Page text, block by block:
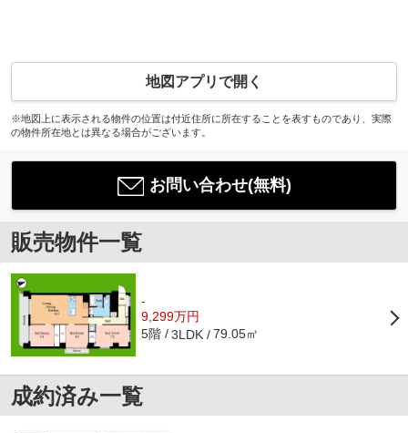
地図アプリで開く
※地図上に表示される物件の位置は付近住所に所在することを表すものであり、実際
の物件所在地とは異なる場合がございます。
お問い合わせ(無料)
販売物件一覧
-
9,299万円
5階 3LDK 79.05㎡
成約済み一覧